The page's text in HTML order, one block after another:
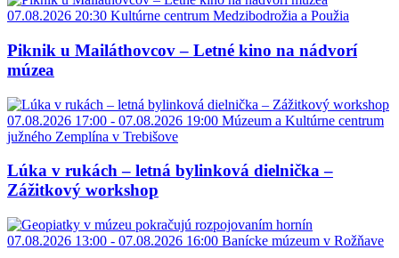
07.08.2026 20:30 Kultúrne centrum Medzibodrožia a Použia
Piknik u Mailáthovcov – Letné kino na nádvorí
múzea
07.08.2026 17:00 - 07.08.2026 19:00 Múzeum a Kultúrne centrum
južného Zemplína v Trebišove
Lúka v rukách – letná bylinková dielnička –
Zážitkový workshop
07.08.2026 13:00 - 07.08.2026 16:00 Banícke múzeum v Rožňave